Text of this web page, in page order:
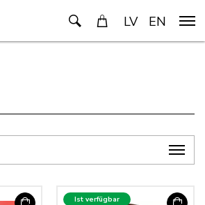
LV EN
Ist verfügbar